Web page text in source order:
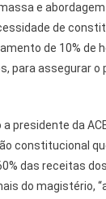
e
de
de 10% de
para assegurar
presidente da
constitucional
das receitas
do magistério,